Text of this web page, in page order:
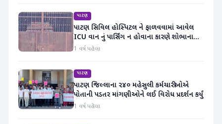
પાટણ
પાટણ સિવિલ હોસ્પિટલ ને ફાળવવામાં આવેલ
ICU વાન નું પાર્સિંગ ન હોવાના કારણે શોભાના
ગાંઠીયા સમાન બની
1 વર્ષ પહેલા
પાટણ
પાટણ જિલ્લાના ૨૪૦ મહેસુલી કર્મચારીઓએ
પોતાની પડતર માંગણીઓને લઈ વિરોધ પ્રદર્શન કર્યું
1 વર્ષ પહેલા